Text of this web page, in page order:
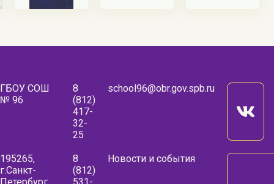
ГБОУ СОШ
№ 96
8
(812)
417-
32-
25
school96@obr.gov.spb.ru
195265,
г.Санкт-
8
(812)
Новости и события